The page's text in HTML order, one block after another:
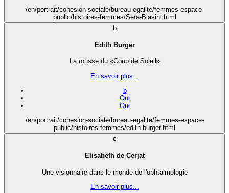
/en/portrait/cohesion-sociale/bureau-egalite/femmes-espace-
public/histoires-femmes/Sera-Biasini.html
b
Edith Burger
La rousse du «Coup de Soleil»
En savoir plus...
b
Oui
Oui
/en/portrait/cohesion-sociale/bureau-egalite/femmes-espace-
public/histoires-femmes/edith-burger.html
c
Elisabeth de Cerjat
Une visionnaire dans le monde de l'ophtalmologie
En savoir plus...